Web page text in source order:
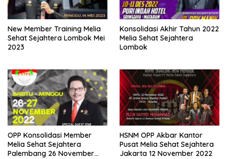
New Member Training Melia
Sehat Sejahtera Lombok Mei
2023
Konsolidasi Akhir Tahun 2022
Melia Sehat Sejahtera
Lombok
OPP Konsolidasi Member
Melia Sehat Sejahtera
Palembang 26 November
HSNM OPP Akbar Kantor
Pusat Melia Sehat Sejahtera
Jakarta 12 November 2022